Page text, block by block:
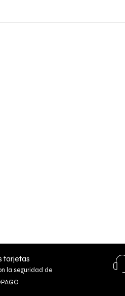
tarjetas
la seguridad de